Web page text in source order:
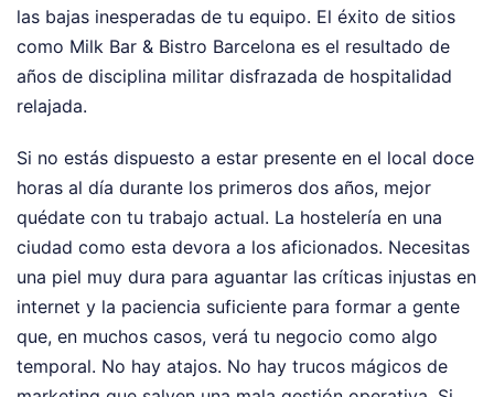
las bajas inesperadas de tu equipo. El éxito de sitios
como Milk Bar & Bistro Barcelona es el resultado de
años de disciplina militar disfrazada de hospitalidad
relajada.
Si no estás dispuesto a estar presente en el local doce
horas al día durante los primeros dos años, mejor
quédate con tu trabajo actual. La hostelería en una
ciudad como esta devora a los aficionados. Necesitas
una piel muy dura para aguantar las críticas injustas en
internet y la paciencia suficiente para formar a gente
que, en muchos casos, verá tu negocio como algo
temporal. No hay atajos. No hay trucos mágicos de